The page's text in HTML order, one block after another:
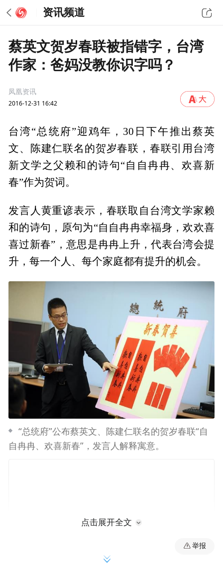
资讯频道
蔡英文贺岁春联被指错字，台湾
作家：爸妈没教你识字吗？
凤凰资讯
2016-12-31 16:42
台湾“总统府”迎鸡年，30日下午推出蔡英
文、陈建仁联名的贺岁春联，春联引用台湾
新文学之父赖和的诗句“自自冉冉、欢喜新
春”作为贺词。
发言人黄重谚表示，春联取自台湾文学家赖
和的诗句，原句为“自自冉冉幸福身，欢欢喜
喜过新春”，意思是冉冉上升，代表台湾会提
升，每一个人、每个家庭都有提升的机会。
“总统府”公布蔡英文、陈建仁联名的贺岁春联“自
自冉冉、欢喜新春”，发言人解释寓意。
点击展开全文
举报